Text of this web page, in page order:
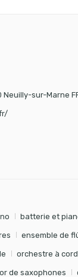
sur-Marne
batterie et
ensemble de
orchestre à
de saxophones